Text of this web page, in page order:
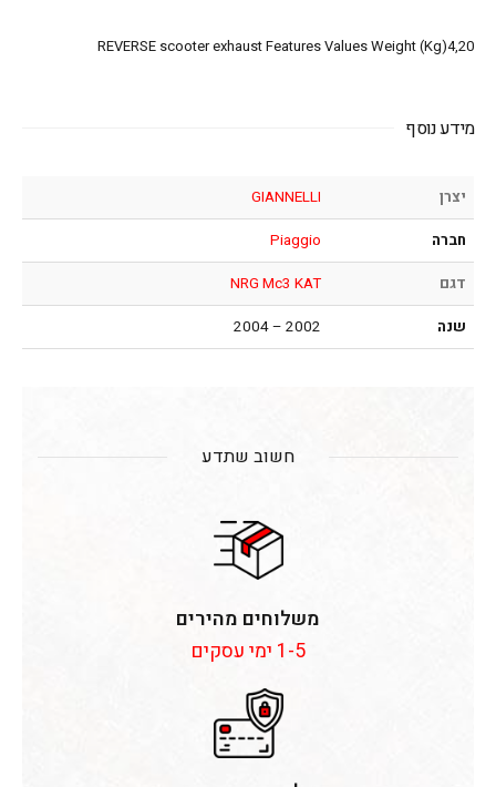
REVERSE scooter exhaust Features Values Weight (Kg)4,20
מידע נוסף
יצרן
GIANNELLI
חברה
Piaggio
דגם
NRG Mc3 KAT
שנה
2002 – 2004
חשוב שתדע
משלוחים מהירים
1-5 ימי עסקים